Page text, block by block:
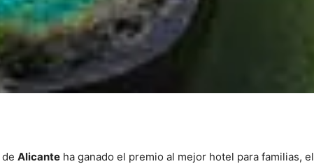
de Alicante ha ganado el premio al mejor hotel para familias, el